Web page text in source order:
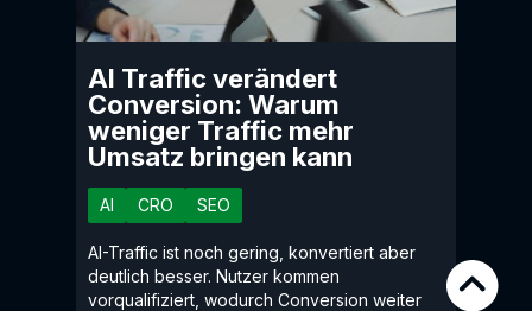
AI Traffic verändert
Conversion: Warum
weniger Traffic mehr
Umsatz bringen kann
AI CRO SEO
AI-Traffic ist noch gering, konvertiert aber
deutlich besser. Nutzer kommen
vorqualifiziert, wodurch Conversion weiter